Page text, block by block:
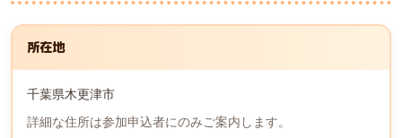
所在地
千葉県木更津市
詳細な住所は参加申込者にのみご案内します。